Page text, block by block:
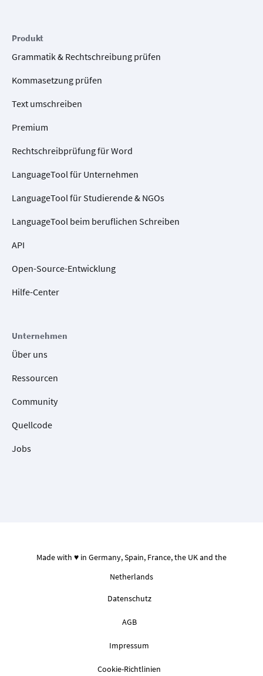
Produkt
Grammatik & Rechtschreibung prüfen
Kommasetzung prüfen
Text umschreiben
Premium
Rechtschreibprüfung für Word
LanguageTool für Unternehmen
LanguageTool für Studierende & NGOs
LanguageTool beim beruflichen Schreiben
API
Open-Source-Entwicklung
Hilfe-Center
Unternehmen
Über uns
Ressourcen
Community
Quellcode
Jobs
Made with ♥ in Germany, Spain, France, the UK and the
Netherlands
Datenschutz
AGB
Impressum
Cookie-Richtlinien